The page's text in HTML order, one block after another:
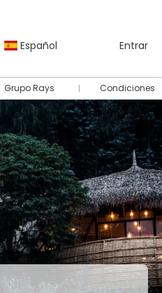
Español Entrar
Grupo Rays Condiciones
Multidestino